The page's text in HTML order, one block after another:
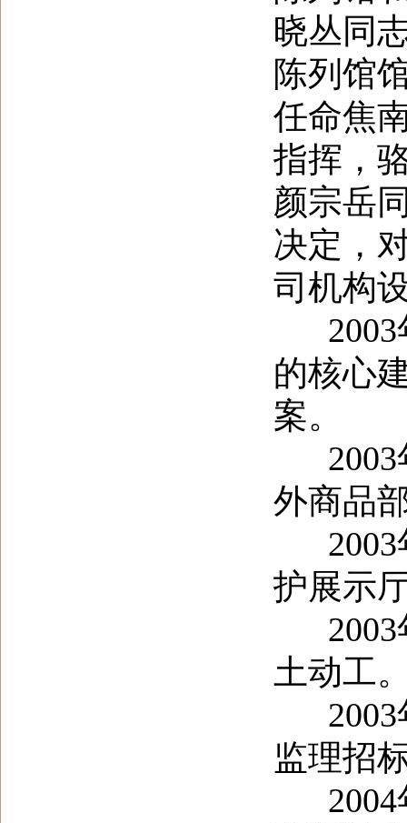
晓丛同
陈列馆
任命焦
指挥，
颜宗岳
决定，
司机构
2003
的核心
案。
2003
外商品
2003
护展示
2003
土动工
2003
监理招
2004